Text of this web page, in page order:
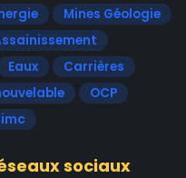
Mines Géologie
Eaux
Carrières
OCP
sociaux